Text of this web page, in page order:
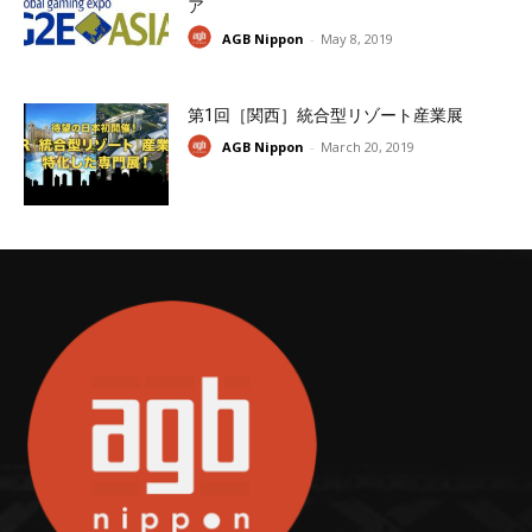
ア
AGB Nippon - May 8, 2019
第1回［関西］統合型リゾート産業展
AGB Nippon - March 20, 2019